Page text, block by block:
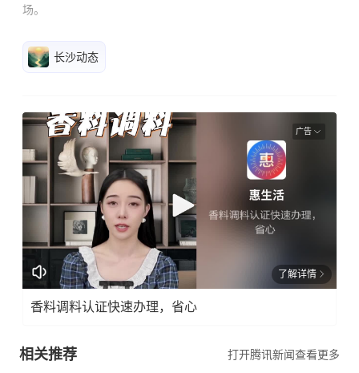
场。
长沙动态
广告
了解详情
香料调料认证快速办理，省心
相关推荐 打开腾讯新闻查看更多